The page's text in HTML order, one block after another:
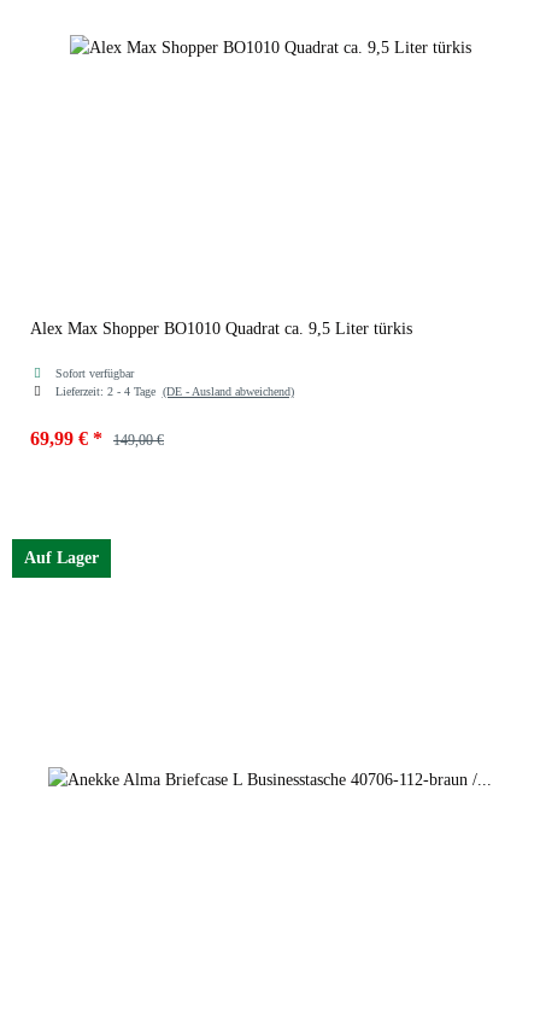
Alex Max Shopper BO1010 Quadrat ca. 9,5 Liter türkis
Sofort verfügbar
Lieferzeit: 2 - 4 Tage (DE - Ausland abweichend)
69,99 € * 149,00 €
Auf Lager